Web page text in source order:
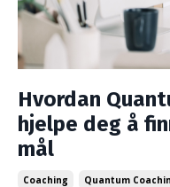
Hvordan
hjelpe deg å
mål
Coaching Quantum